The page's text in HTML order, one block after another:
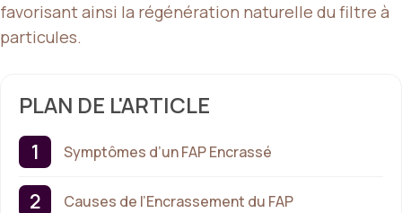
favorisant ainsi la régénération naturelle du filtre à
particules.
PLAN DE L'ARTICLE
Symptômes d’un FAP Encrassé
Causes de l’Encrassement du FAP